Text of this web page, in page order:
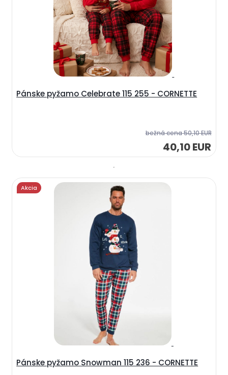
Pánske pyžamo Celebrate 115 255 - CORNETTE
bežná cena50,10 EUR
40,10 EUR
Pánske pyžamo Snowman 115 236 - CORNETTE
Akcia